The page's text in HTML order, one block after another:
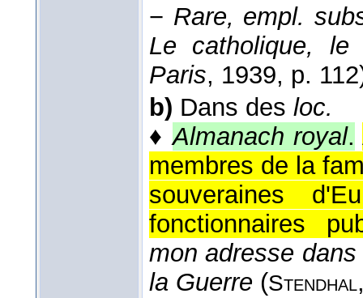
− Rare, empl.
Le catholique,
Paris, 1939, p.
b) Dans des loc.
♦Almanach royal.
membres de la
souveraines
fonctionnaires
mon adresse
la Guerre (Stendhal